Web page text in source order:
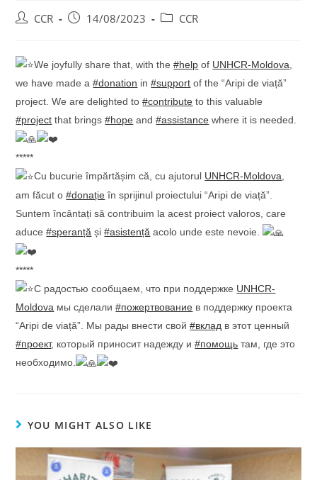
CCR 14/08/2023 CCR
We joyfully share that, with the#help of UNHCR-Moldova
we have made a#donation in#support of the “Aripi de viață”
project. We are delighted to#contribute to this valuable
#project that brings#hope and#assistance where it is needed.
*****
Cu bucurie împărtășim că, cu ajutorul UNHCR-Moldova
am făcut o#donație în sprijinul proiectului “Aripi de viață”.
Suntem încântați să contribuim la acest proiect valoros, care
aduce#speranță și#asistență acolo unde este nevoie.
*****
С радостью сообщаем, что при поддержке UNHCR-
Moldova мы сделали#пожертвование в поддержку проекта
“Aripi de viață”. Мы рады внести свой#вклад в этот ценный
#проект, который приносит надежду и#помощь там, где это
необходимо.
YOU MIGHT ALSO LIKE